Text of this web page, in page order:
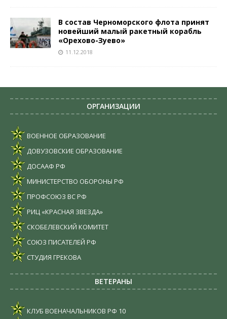
В состав Черноморского флота принят
новейший малый ракетный корабль
«Орехово-Зуево»
11.12.2018
ОРГАНИЗАЦИИ
ВОЕННОЕ ОБРАЗОВАНИЕ
ДОВУЗОВСКИЕ ОБРАЗОВАНИЕ
ДОСААФ РФ
МИНИСТЕРСТВО ОБОРОНЫ РФ
ПРОФСОЮЗ ВС РФ
РИЦ «КРАСНАЯ ЗВЕЗДА»
СКОБЕЛЕВСКИЙ КОМИТЕТ
СОЮЗ ПИСАТЕЛЕЙ РФ
СТУДИЯ ГРЕКОВА
ВЕТЕРАНЫ
КЛУБ ВОЕНАЧАЛЬНИКОВ РФ 10